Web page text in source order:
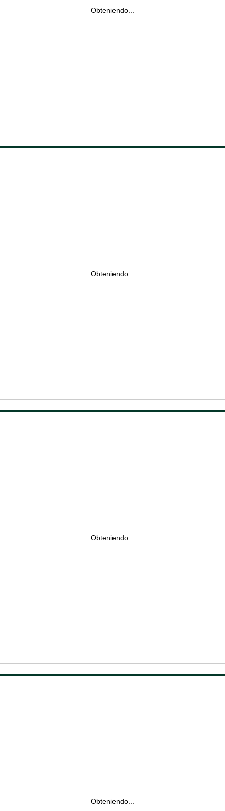
Obteniendo...
Obteniendo...
Obteniendo...
Obteniendo...